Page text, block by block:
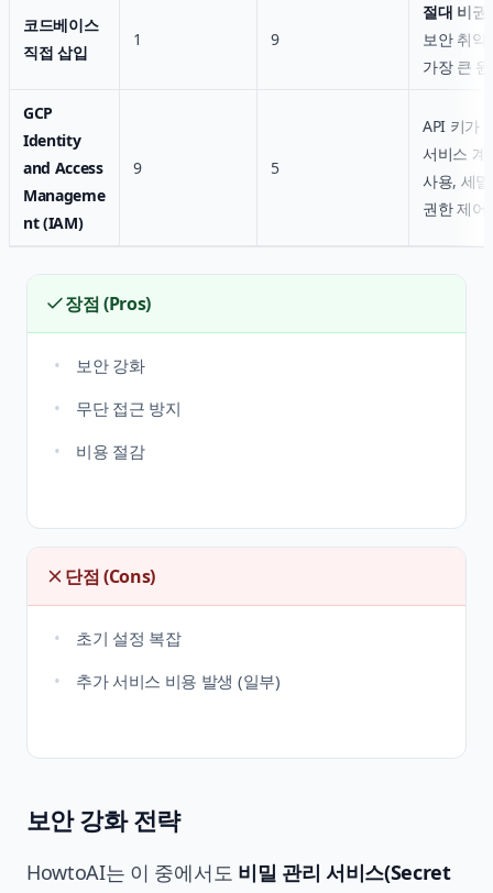
코드베이스
직접 삽입
1 9
절대 비권
보안 취약
가장 큰
GCP
Identity
and Access
Manageme
nt (IAM)
9 5
API 키가
서비스 계
사용, 세
권한 제어
장점 (Pros)
보안 강화
무단 접근 방지
비용 절감
단점 (Cons)
초기 설정 복잡
추가 서비스 비용 발생 (일부)
보안 강화 전략
HowtoAI는 이 중에서도 비밀 관리 서비스(Secret